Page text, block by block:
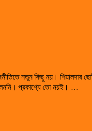
নতুন কিছু নয়। শিয়ালদার
প্রকাশ্যে তো নয়ই। …